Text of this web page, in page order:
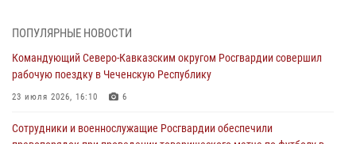
правопорядок при проведении матча Кубка России по футболу в
Санкт-Петербурге
06 августа 2026, 07:03
В Грозном военнослужащие Росгвардии присоединились к
ПОПУЛЯРНЫЕ НОВОСТИ
Командующий Северо-Кавказским округом Росгвардии совершил
рабочую поездку в Чеченскую Республику
23 июля 2026, 16:10 6
Сотрудники и военнослужащие Росгвардии обеспечили